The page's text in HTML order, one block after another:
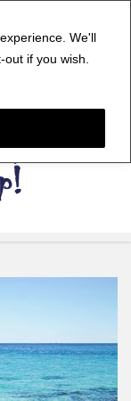
We'll
if you wish.